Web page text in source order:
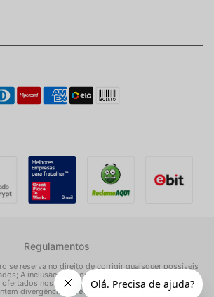
Regulamentos
se reserva no direito de corrigir quaisquer possíveis
A inclusão do produto na Sacola não garante seu
nos e-mails promocionais, mídias sociais e
divergências, prevalece o preço apresentado na